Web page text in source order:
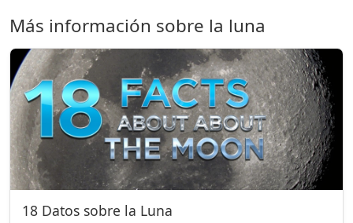
Más información sobre la luna
18 Datos sobre la Luna